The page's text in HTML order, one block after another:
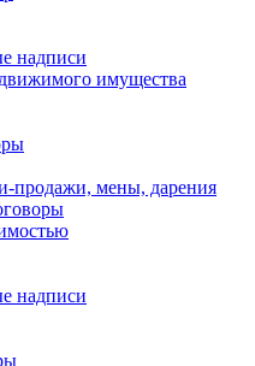
надписи
имущества
продажи, мены, дарения
надписи